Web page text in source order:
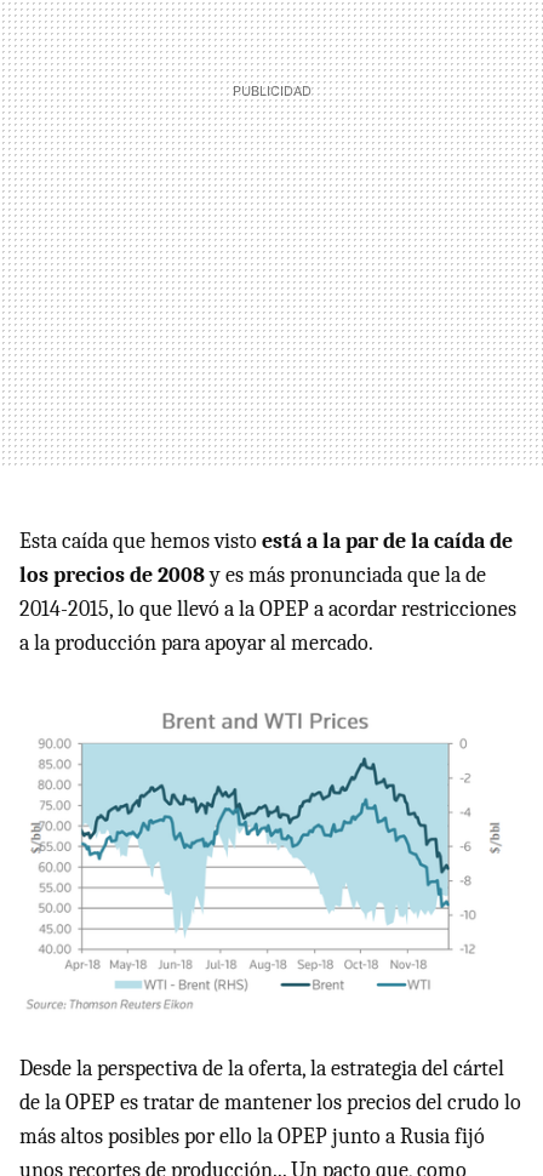
Esta caída que hemos vistoestá a la par de la caída de
los precios de 2008y es más pronunciada que la de
2014-2015, lo que llevó a la OPEP a acordar restricciones
a la producción para apoyar al mercado.
Desde la perspectiva de la oferta, la estrategia del cártel
de la OPEP es tratar de mantener los precios del crudo lo
más altos posibles por ello la OPEP junto a Rusia fijó
unos recortes de producción... Un pacto que, como